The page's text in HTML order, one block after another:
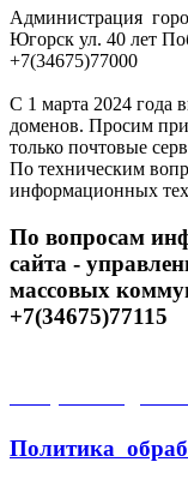
Администрация
Югорск ул. 40 лет
+7(34675)77000
С 1 марта 2024 года
доменов. Просим
только почтовые
По техническим
информационных
По вопросам
сайта -
массовых
+7(34675)77115
Политика